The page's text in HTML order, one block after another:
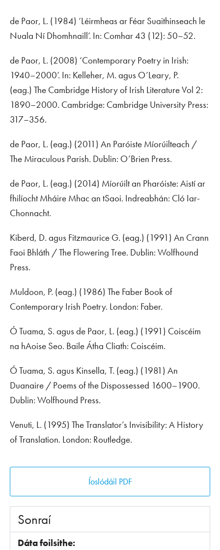
de Paor, L. (1984) ‘Léirmheas ar Féar Suaithinseach le
Nuala Ní Dhomhnaill’. In: Comhar43 (12): 50–52.
de Paor, L. (2008) ‘Contemporary Poetry in Irish:
1940–2000’. In: Kelleher, M. agus O’Leary, P.
(eag.) The Cambridge History of Irish Literature Vol 2:
1890–2000. Cambridge: Cambridge University Press:
317–356.
de Paor, L. (eag.) (2011) An Paróiste Míorúilteach /
The Miraculous Parish. Dublin: O’Brien Press.
de Paor, L. (eag.) (2014) Míorúilt an Pharóiste: Aistí ar
fhilíocht Mháire Mhac an tSaoi. Indreabhán: Cló Iar-
Chonnacht.
Kiberd, D. agus Fitzmaurice G. (eag.) (1991) An Crann
Faoi Bhláth / The Flowering Tree. Dublin: Wolfhound
Press.
Muldoon, P. (eag.) (1986) The Faber Book of
Contemporary Irish Poetry. London: Faber.
Ó Tuama, S. agus de Paor, L. (eag.) (1991) Coiscéim
na hAoise Seo. Baile Átha Cliath: Coiscéim.
Ó Tuama, S. agus Kinsella, T. (eag.) (1981) An
Duanaire / Poems of the Dispossessed 1600–1900.
Dublin: Wolfhound Press.
Venuti, L. (1995) The Translator’s Invisibility: A History
of Translation. London: Routledge.
Íoslódáil PDF
Sonraí
Dáta foilsithe: